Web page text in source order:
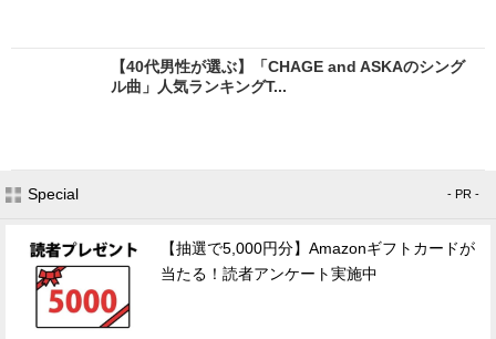
【40代男性が選ぶ】「CHAGE and ASKAのシング
ル曲」人気ランキングT...
Special - PR -
【抽選で5,000円分】Amazonギフトカードが
当たる！読者アンケート実施中